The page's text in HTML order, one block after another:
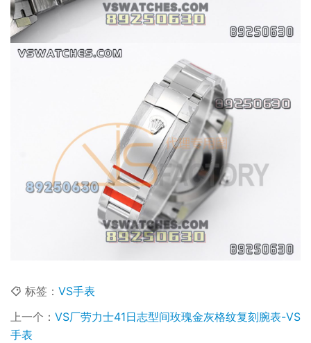
标签： VS手表
上一个： VS厂劳力士41日志型间玫瑰金灰格纹复刻腕表-VS
手表